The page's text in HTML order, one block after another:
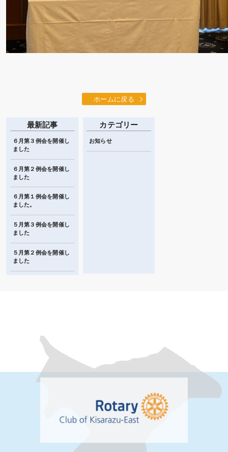
ホームに戻る
最新記事
６月第３例会を開催し
ました
６月第２例会を開催し
ました
６月第１例会を開催し
ました。
５月第３例会を開催し
ました
５月第２例会を開催し
ました
カテゴリー
お知らせ